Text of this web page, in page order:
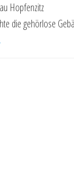
Hopfenzitz
die gehörlose